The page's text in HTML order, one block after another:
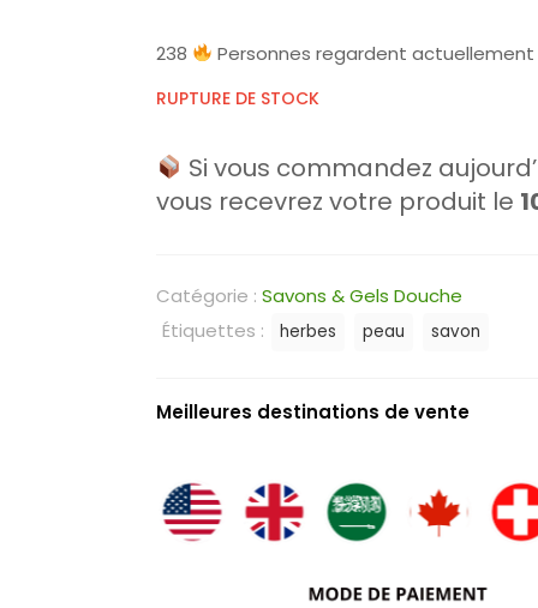
238 Personnes regardent
RUPTURE DE STOCK
Si vous commandez
vous recevrez votre produit le
Catégorie : Savons & Gels Douche
Étiquettes :
herbes peau savon
Meilleures destinations de vente